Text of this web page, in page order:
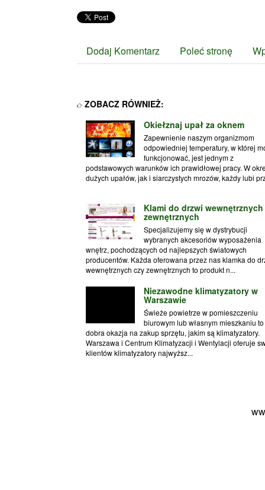
Dodaj Komentarz Poleć stronę
ZOBACZ RÓWNIEŻ:
Okiełznaj upał za oknem
Zapewnienie naszym organizmom
odpowiedniej temperatury, w której
funkcjonować, jest jednym z
podstawowych warunków ich prawidłowej pracy. W
dużych upałów, jak i siarczystych mrozów, każdy lubi
Klami do drzwi
zewnętrznych
Specjalizujemy się w dystrybucji
wybranych akcesoriów wyposażenia
wnętrz, pochodzących od najlepszych światowych
producentów. Każda oferowana przez nas klamka do
wewnętrznych czy zewnętrznych to produkt n...
Niezawodne klimatyzatory w
Warszawie
Świeże powietrze w pomieszczeniu
biurowym lub własnym mieszkaniu to
dobra okazja na zakup sprzętu, jakim są klimatyzatory.
Warszawa i Centrum Klimatyzacji i Wentylacji oferuje
klientów klimatyzatory najwyższ...